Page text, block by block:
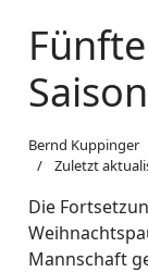
Bernd Kuppinger
Zuletzt
Die
Mannschaft